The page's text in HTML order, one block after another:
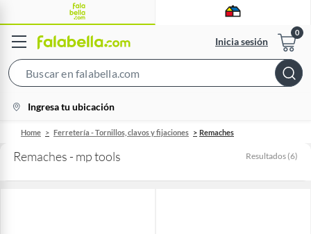
Inicia sesión
Bar
location-
icon
Ingresa tu ubicación
Home Ferretería - Tornillos, clavos y fijaciones Remaches
Remaches - mp tools Resultados (6)